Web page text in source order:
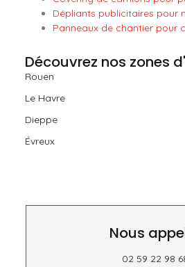
Dépliants publicitaires pour
Panneaux de chantier pour
Découvrez nos zones
Rouen
Le Havre
Dieppe
Évreux
Nous
02 59 22 98